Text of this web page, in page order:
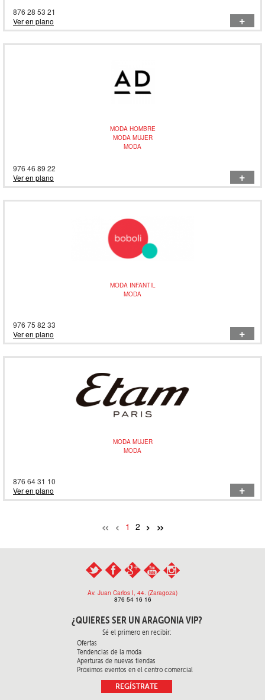
876 28 53 21
Ver en plano
+
MODA HOMBRE
MODA MUJER
MODA
976 46 89 22
Ver en plano
+
MODA INFANTIL
MODA
976 75 82 33
Ver en plano
+
MODA MUJER
MODA
876 64 31 10
Ver en plano
+
« ‹ 1 2 › »
Av. Juan Carlos I, 44. (Zaragoza)
876 54 16 16
¿QUIERES SER UN ARAGONIA VIP?
Sé el primero en recibir:
Ofertas
Tendencias de la moda
Aperturas de nuevas tiendas
Próximos eventos en el centro comercial
REGÍSTRATE